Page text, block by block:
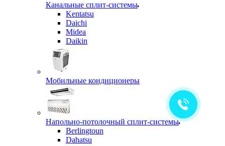
Канальные сплит-системы
Kentatsu
Daichi
Midea
Daikin
Мобильные кондиционеры
Напольно-потолочный сплит-системы
Berlingtoun
Dahatsu